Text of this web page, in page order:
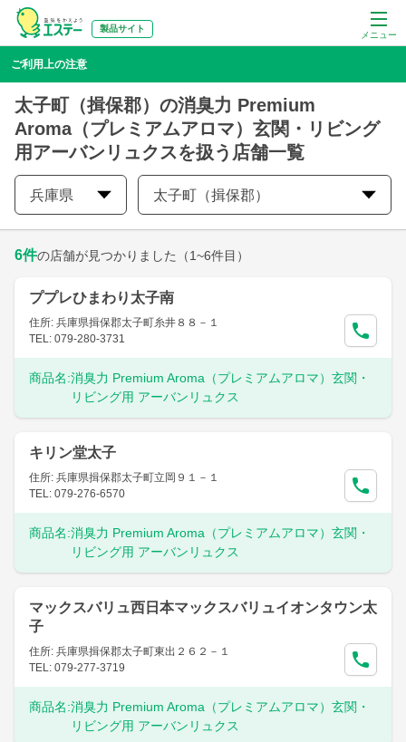
メニュー
製品サイト
ご利用上の注意
太子町（揖保郡）の消臭力 Premium
Aroma（プレミアムアロマ）玄関・リビング
用アーバンリュクスを扱う店舗一覧
兵庫県 太子町（揖保郡）
6件の店舗が見つかりました （1~6件目）
ププレひまわり太子南
住所: 兵庫県揖保郡太子町糸井８８－１
TEL: 079-280-3731
商品名:消臭力 Premium Aroma（プレミアムアロマ）玄関・
リビング用 アーバンリュクス
キリン堂太子
住所: 兵庫県揖保郡太子町立岡９１－１
TEL: 079-276-6570
商品名:消臭力 Premium Aroma（プレミアムアロマ）玄関・
リビング用 アーバンリュクス
マックスバリュ西日本マックスバリュイオンタウン太
子
住所: 兵庫県揖保郡太子町東出２６２－１
TEL: 079-277-3719
商品名:消臭力 Premium Aroma（プレミアムアロマ）玄関・
リビング用 アーバンリュクス